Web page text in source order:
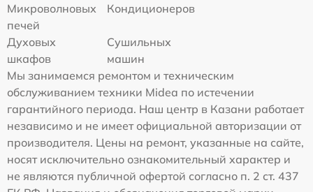
Микроволновых
печей
Кондиционеров
Духовых
шкафов
Сушильных
машин
Мы занимаемся ремонтом и техническим
обслуживанием техники Midea по истечении
гарантийного периода. Наш центр в Казани работает
независимо и не имеет официальной авторизации от
производителя. Цены на ремонт, указанные на сайте,
носят исключительно ознакомительный характер и
не являются публичной офертой согласно п. 2 ст. 437